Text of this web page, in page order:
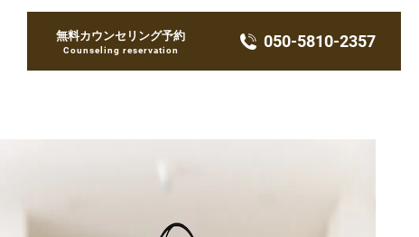
無料カウンセリング予約
Counseling reservation 050-5810-2357
求人情報
アクセス